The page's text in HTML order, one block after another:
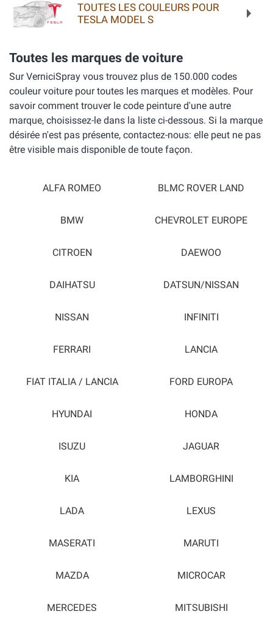
TOUTES LES COULEURS POUR
TESLA MODEL S
Toutes les marques de voiture
Sur VerniciSpray vous trouvez plus de 150.000 codes
couleur voiture pour toutes les marques et modèles. Pour
savoir comment trouver le code peinture d'une autre
marque, choisissez-le dans la liste ci-dessous. Si la marque
désirée n'est pas présente, contactez-nous: elle peut ne pas
être visible mais disponible de toute façon.
ALFA ROMEO BLMC ROVER LAND
BMW CHEVROLET EUROPE
CITROEN DAEWOO
DAIHATSU DATSUN/NISSAN
NISSAN INFINITI
FERRARI LANCIA
FIAT ITALIA / LANCIA FORD EUROPA
HYUNDAI HONDA
ISUZU JAGUAR
KIA LAMBORGHINI
LADA LEXUS
MASERATI MARUTI
MAZDA MICROCAR
MERCEDES MITSUBISHI